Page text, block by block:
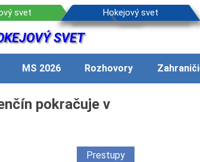
MS 2026 Rozhovory
pokračuje v
Prestupy